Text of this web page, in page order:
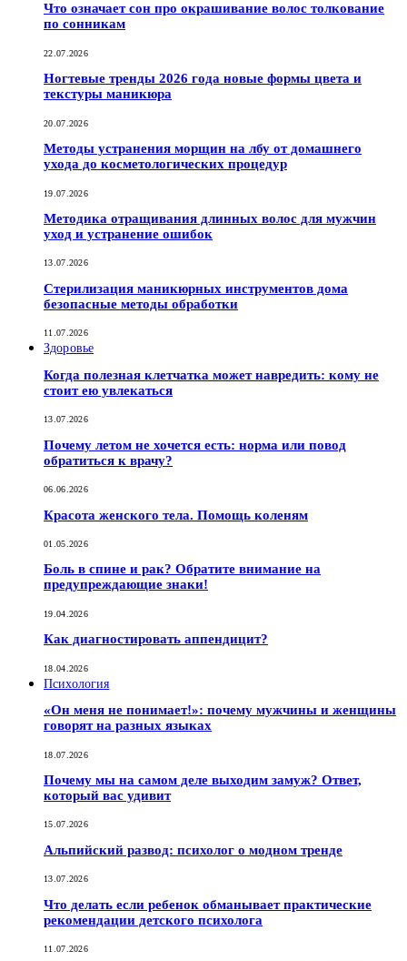
Что означает сон про окрашивание волос толкование
по сонникам
22.07.2026
Ногтевые тренды 2026 года новые формы цвета и
текстуры маникюра
20.07.2026
Методы устранения морщин на лбу от домашнего
ухода до косметологических процедур
19.07.2026
Методика отращивания длинных волос для мужчин
уход и устранение ошибок
13.07.2026
Стерилизация маникюрных инструментов дома
безопасные методы обработки
11.07.2026
Здоровье
Когда полезная клетчатка может навредить: кому не
стоит ею увлекаться
13.07.2026
Почему летом не хочется есть: норма или повод
обратиться к врачу?
06.06.2026
Красота женского тела. Помощь коленям
01.05.2026
Боль в спине и рак? Обратите внимание на
предупреждающие знаки!
19.04.2026
Как диагностировать аппендицит?
18.04.2026
Психология
«Он меня не понимает!»: почему мужчины и женщины
говорят на разных языках
18.07.2026
Почему мы на самом деле выходим замуж? Ответ,
который вас удивит
15.07.2026
Альпийский развод: психолог о модном тренде
13.07.2026
Что делать если ребенок обманывает практические
рекомендации детского психолога
11.07.2026